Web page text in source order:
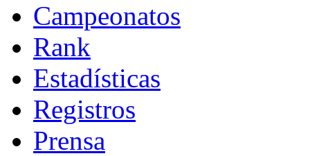
Campeonatos
Rank
Estadísticas
Registros
Prensa